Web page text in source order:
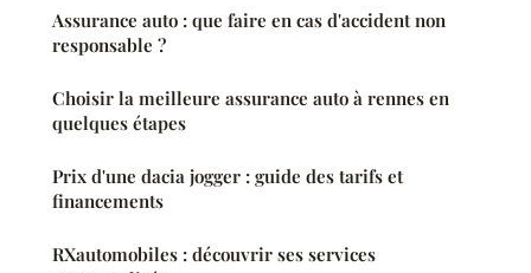
Assurance auto : que faire en cas d'accident non
responsable ?
Choisir la meilleure assurance auto à rennes en
quelques étapes
Prix d'une dacia jogger : guide des tarifs et
financements
RXautomobiles : découvrir ses services